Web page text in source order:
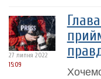
27 липня 2022
15:09